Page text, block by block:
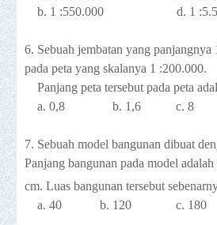
b. 1 :550.000
d. 1
6. Sebuah jembatan yang
pada peta yang skalanya 1 :200.000.
Panjang peta tersebut pada peta
a. 0,8
b. 1,6 c. 8
7. Sebuah model bangunan dibuat
Panjang bangunan pada model
cm. Luas bangunan tersebut
a. 40 b. 120 c. 180